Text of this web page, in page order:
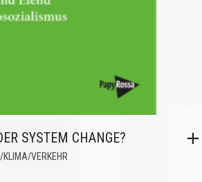
SYSTEM CHANGE?
KLIMA/VERKEHR